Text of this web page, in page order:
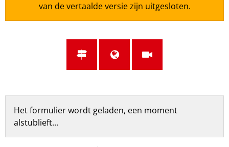
van de vertaalde versie zijn uitgesloten.
Feedbackformulier
Het formulier wordt geladen, een moment
alstublieft...